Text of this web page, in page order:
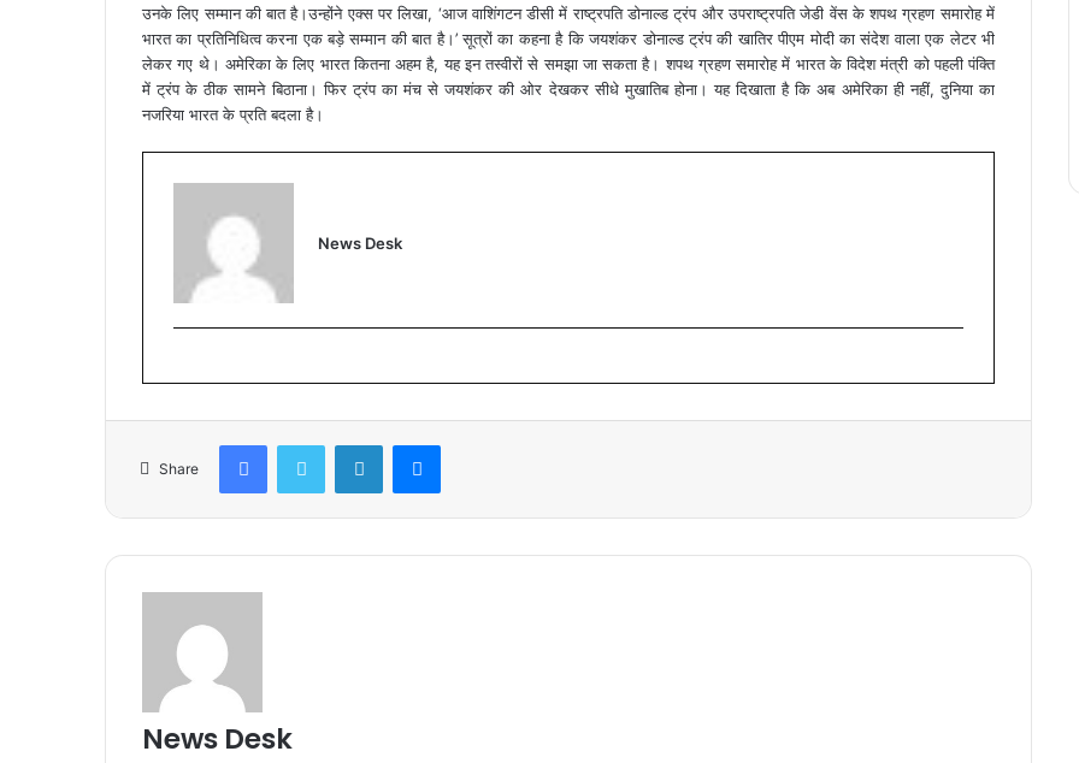
उनके लिए सम्मान की बात है।उन्होंने एक्स पर लिखा, ‘आज वाशिंगटन डीसी में राष्ट्रपति डोनाल्ड ट्रंप और उपराष्ट्रपति जेडी वेंस के शपथ ग्रहण समारोह में
भारत का प्रतिनिधित्व करना एक बड़े सम्मान की बात है।’ सूत्रों का कहना है कि जयशंकर डोनाल्ड ट्रंप की खातिर पीएम मोदी का संदेश वाला एक लेटर भी
लेकर गए थे। अमेरिका के लिए भारत कितना अहम है, यह इन तस्वीरों से समझा जा सकता है। शपथ ग्रहण समारोह में भारत के विदेश मंत्री को पहली पंक्ति
में ट्रंप के ठीक सामने बिठाना। फिर ट्रंप का मंच से जयशंकर की ओर देखकर सीधे मुखातिब होना। यह दिखाता है कि अब अमेरिका ही नहीं, दुनिया का
नजरिया भारत के प्रति बदला है।
News Desk
Share
News Desk